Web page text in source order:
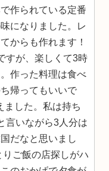
作られている定番
になりました。レ
からも作れます！
すが、楽しくて3時
作った料理は食べ
帰ってもいいで
ました。私は持ち
言いながら3人分は
だなと思いまし
ご飯の店探しがハ